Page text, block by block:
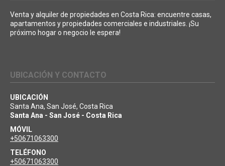
Venta y alquiler de propiedades en Costa Rica: encuentre casas,
apartamentos y propiedades comerciales e industriales. ¡Su
próximo hogar o negocio le espera!
UBICACIÓN Y CONTACTO
UBICACIÓN
Santa Ana, San José, Costa Rica
Santa Ana - San José - Costa Rica
MÓVIL
+50671063300
TELÉFONO
+50671063300